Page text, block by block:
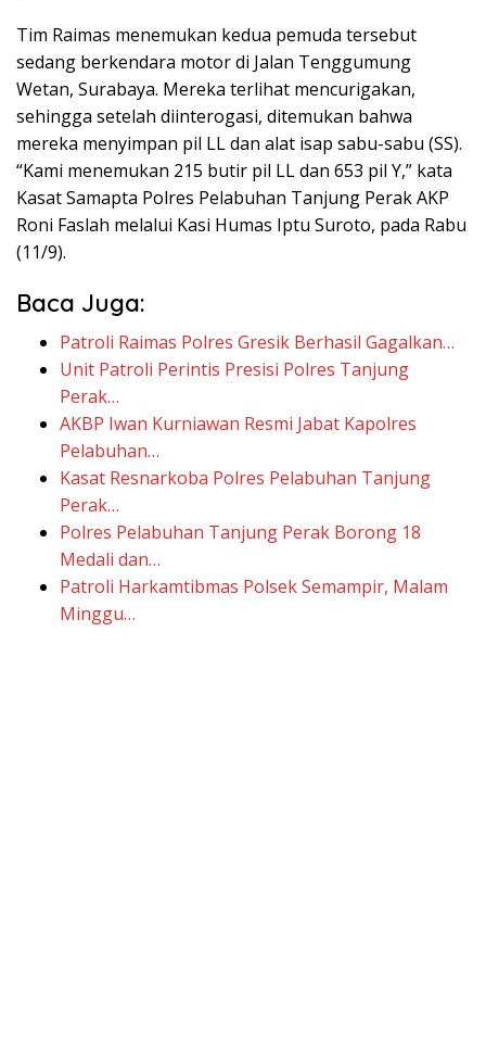
Tim Raimas menemukan kedua pemuda tersebut
sedang berkendara motor di Jalan Tenggumung
Wetan, Surabaya. Mereka terlihat mencurigakan,
sehingga setelah diinterogasi, ditemukan bahwa
mereka menyimpan pil LL dan alat isap sabu-sabu (SS).
“Kami menemukan 215 butir pil LL dan 653 pil Y,” kata
Kasat Samapta Polres Pelabuhan Tanjung Perak AKP
Roni Faslah melalui Kasi Humas Iptu Suroto, pada Rabu
(11/9).
Baca Juga:
Patroli Raimas Polres Gresik Berhasil Gagalkan…
Unit Patroli Perintis Presisi Polres Tanjung
Perak…
AKBP Iwan Kurniawan Resmi Jabat Kapolres
Pelabuhan…
Kasat Resnarkoba Polres Pelabuhan Tanjung
Perak…
Polres Pelabuhan Tanjung Perak Borong 18
Medali dan…
Patroli Harkamtibmas Polsek Semampir, Malam
Minggu…